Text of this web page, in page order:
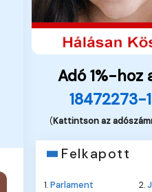
Adó 1%-hoz
(Kattintson az
Felkapott
1.Parlament 2.